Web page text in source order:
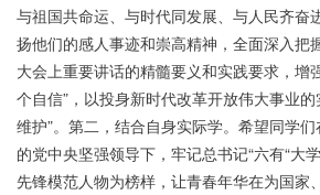
与祖国共命运、与时代同发展、与人民齐奋
扬他们的感人事迹和崇高精神，全面深入把
大会上重要讲话的精髓要义和实践要求，增
个自信”，以投身新时代改革开放伟大事业
维护”。第二，结合自身实际学。希望同学
的党中央坚强领导下，牢记总书记“六有“大
先锋模范人物为榜样，让青春年华在为国家